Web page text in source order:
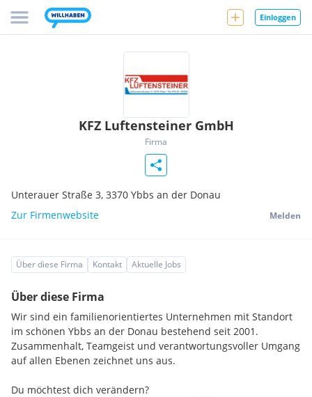
Einloggen
KFZ Luftensteiner GmbH
Firma
Unterauer Straße 3, 3370 Ybbs an der Donau
Zur Firmenwebsite
Melden
Über diese Firma Kontakt Aktuelle Jobs
Über diese Firma
Wir sind ein familienorientiertes Unternehmen mit Standort
im schönen Ybbs an der Donau bestehend seit 2001.
Zusammenhalt, Teamgeist und verantwortungsvoller Umgang
auf allen Ebenen zeichnet uns aus.
Du möchtest dich verändern?